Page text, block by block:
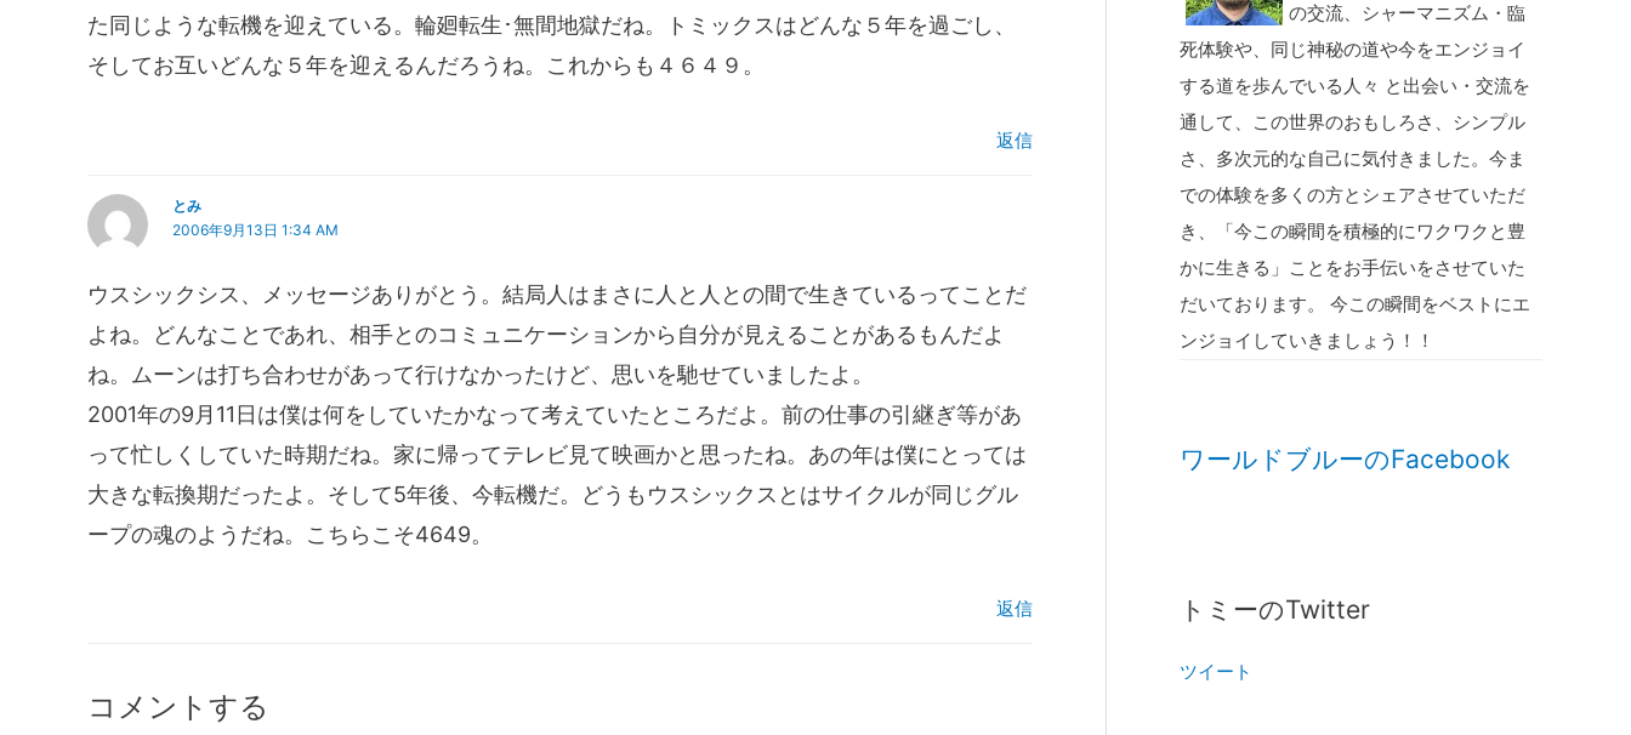
た同じような転機を迎えている。輪廻転生･無間地獄だね。トミックスはどんな５年を過ごし、
そしてお互いどんな５年を迎えるんだろうね。これからも４６４９。
返信
とみ
2006年9月13日 1:34 AM
ウスシックシス、メッセージありがとう。結局人はまさに人と人との間で生きているってことだ
よね。どんなことであれ、相手とのコミュニケーションから自分が見えることがあるもんだよ
ね。ムーンは打ち合わせがあって行けなかったけど、思いを馳せていましたよ。
2001年の9月11日は僕は何をしていたかなって考えていたところだよ。前の仕事の引継ぎ等があ
って忙しくしていた時期だね。家に帰ってテレビ見て映画かと思ったね。あの年は僕にとっては
大きな転換期だったよ。そして5年後、今転機だ。どうもウスシックスとはサイクルが同じグル
ープの魂のようだね。こちらこそ4649。
返信
コメントする
の交流、シャーマニズム・臨
死体験や、同じ神秘の道や今をエンジョイ
する道を歩んでいる人々 と出会い・交流を
通して、この世界のおもしろさ、シンプル
さ、多次元的な自己に気付きました。今ま
での体験を多くの方とシェアさせていただ
き、「今この瞬間を積極的にワクワクと豊
かに生きる」ことをお手伝いをさせていた
だいております。 今この瞬間をベストにエ
ンジョイしていきましょう！！
ワールドブルーのFacebook
トミーのTwitter
ツイート